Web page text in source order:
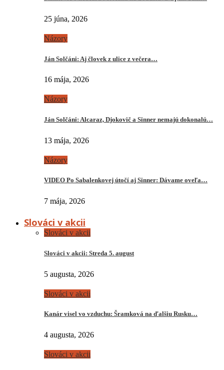
25 júna, 2026
Názory
Ján Solčáni: Aj človek z ulice z večera…
16 mája, 2026
Názory
Ján Solčáni: Alcaraz, Djokovič a Sinner nemajú dokonalú…
13 mája, 2026
Názory
VIDEO Po Sabalenkovej útočí aj Sinner: Dávame oveľa…
7 mája, 2026
Slováci v akcii
Slováci v akcii
Slováci v akcii: Streda 5. august
5 augusta, 2026
Slováci v akcii
Kanár visel vo vzduchu: Šramková na ďalšiu Rusku…
4 augusta, 2026
Slováci v akcii